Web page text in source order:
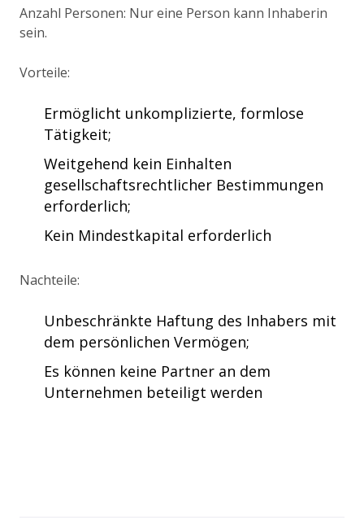
Anzahl Personen: Nur eine Person kann Inhaberin
sein.
Vorteile:
Ermöglicht unkomplizierte, formlose
Tätigkeit;
Weitgehend kein Einhalten
gesellschaftsrechtlicher Bestimmungen
erforderlich;
Kein Mindestkapital erforderlich
Nachteile:
Unbeschränkte Haftung des Inhabers mit
dem persönlichen Vermögen;
Es können keine Partner an dem
Unternehmen beteiligt werden